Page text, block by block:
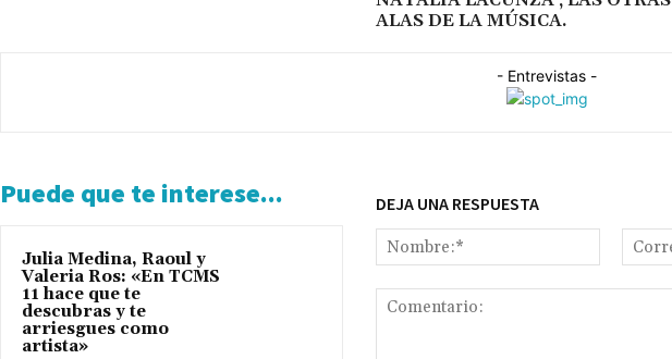
ALAS DE LA MÚSICA.
- Entrevistas -
Puede que te interese...
Julia Medina, Raoul y
Valeria Ros: «En TCMS
11 hace que te
descubras y te
arriesgues como
artista»
DEJA UNA RESPUESTA
Nombre:*